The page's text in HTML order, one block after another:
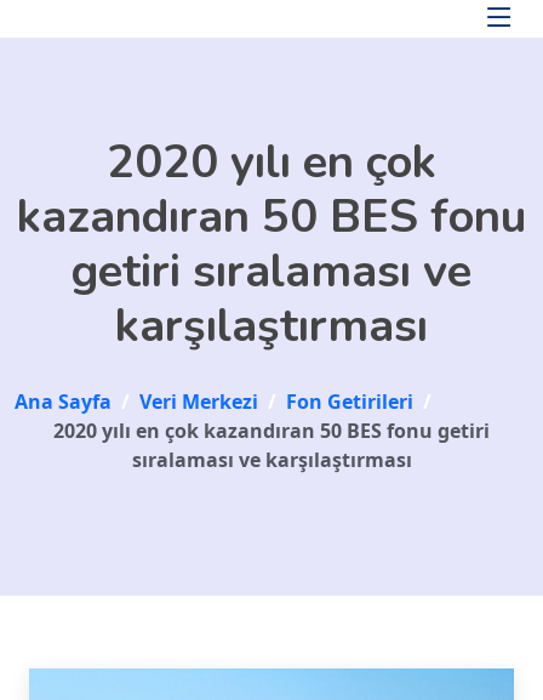
2020 yılı en çok
kazandıran 50 BES fonu
getiri sıralaması ve
karşılaştırması
Ana Sayfa / Veri Merkezi / Fon Getirileri /
2020 yılı en çok kazandıran 50 BES fonu getiri
sıralaması ve karşılaştırması